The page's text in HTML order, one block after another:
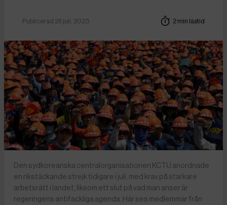
Publicerad 26 juli, 2023 2 min lästid
Den sydkoreanska centralorganisationen KCTU anordnade
en rikstäckande strejk tidigare i juli, med krav på starkare
arbetsrätt i landet, liksom ett slut på vad man anser är
regeringens antifackliga agenda. Här ses medlemmar från